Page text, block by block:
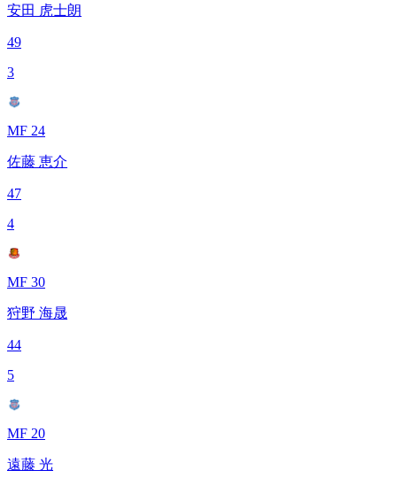
安田 虎士朗
49
3
MF 24
佐藤 恵介
47
4
MF 30
狩野 海晟
44
5
MF 20
遠藤 光